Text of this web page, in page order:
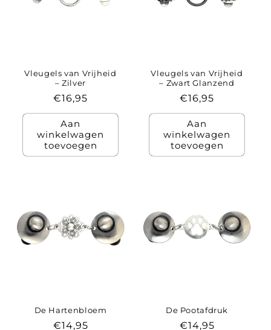
Vleugels van Vrijheid
– Zilver
Normale
prijs
€16,95
Aan
winkelwagen
toevoegen
Vleugels van Vrijheid
– Zwart Glanzend
Normale
prijs
€16,95
Aan
winkelwagen
toevoegen
De Hartenbloem
Normale
€14,95
De Pootafdruk
Normale
€14,95